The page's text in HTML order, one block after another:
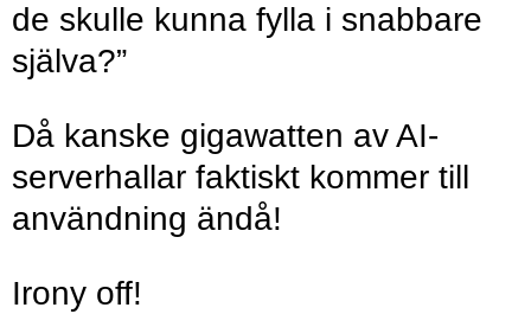
de skulle kunna fylla i snabbare
själva?”
Då kanske gigawatten av AI-
serverhallar faktiskt kommer till
användning ändå!
Irony off!